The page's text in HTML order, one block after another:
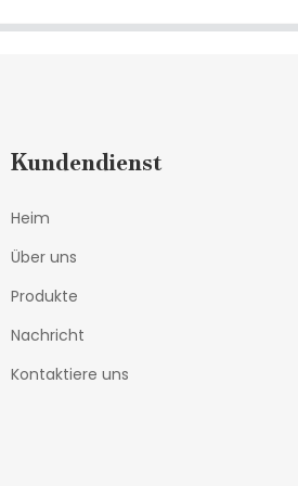
Kundendienst
Heim
Über uns
Produkte
Nachricht
Kontaktiere uns